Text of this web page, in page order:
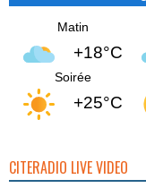
Matin
+18°C
Soirée
+25°C
CITERADIO LIVE VIDEO